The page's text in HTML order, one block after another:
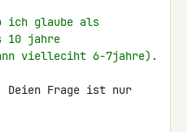
glaube als
10 jahre
vielleciht 6-7jahre).
Deien Frage ist nur